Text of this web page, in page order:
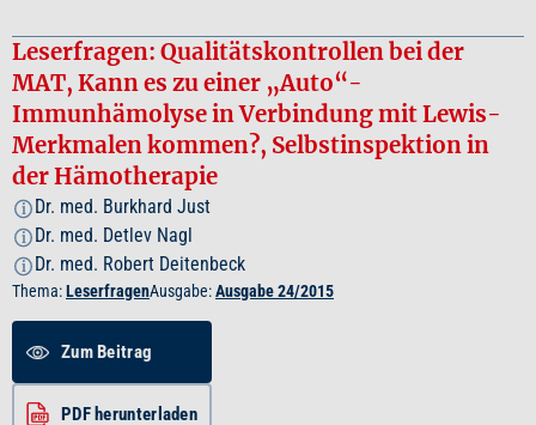
Leserfragen: Qualitätskontrollen bei der
MAT, Kann es zu einer „Auto“-
Immunhämolyse in Verbindung mit Lewis-
Merkmalen kommen?, Selbstinspektion in
der Hämotherapie
i Dr. med. Burkhard Just
i Dr. med. Detlev Nagl
i Dr. med. Robert Deitenbeck
Thema:LeserfragenAusgabe:Ausgabe 24/2015
Zum Beitrag
PDF herunterladen